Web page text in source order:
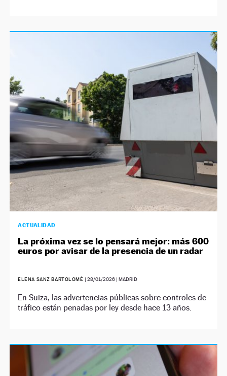
ACTUALIDAD
La próxima vez se lo pensará mejor: más 600
euros por avisar de la presencia de un radar
ELENA SANZ BARTOLOMÉ | 28/01/2026| MADRID
En Suiza, las advertencias públicas sobre controles de
tráfico están penadas por ley desde hace 13 años.